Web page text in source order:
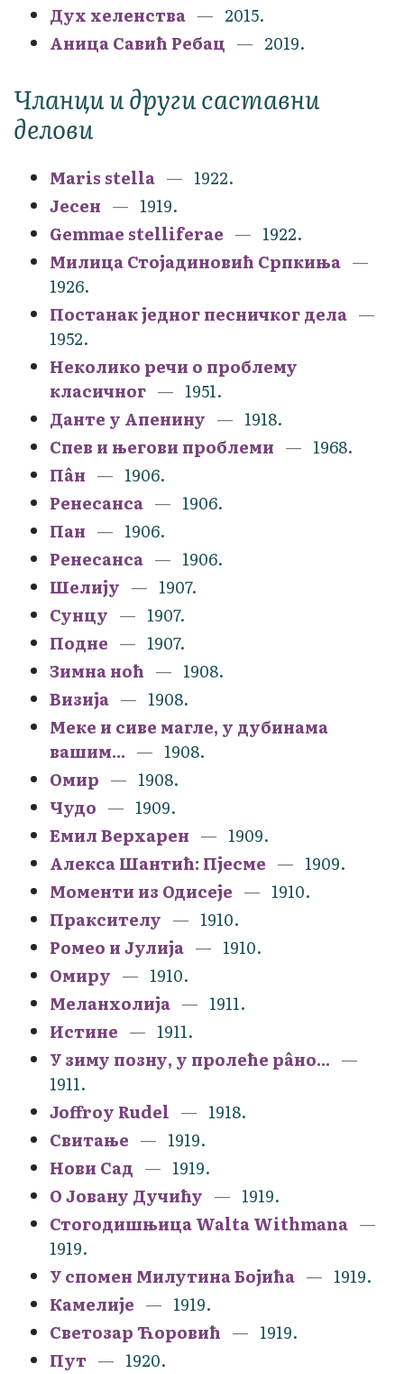
Дух хеленства
2015.
Аница Савић Ребац
2019.
Чланци и други саставни
делови
Maris stella
1922.
Јесен
1919.
Gemmae stelliferae
1922.
Милица Стојадиновић Српкиња
1926.
Постанак једног песничког дела
1952.
Неколико речи о проблему
класичног
1951.
Данте у Апенину
1918.
Спев и његови проблеми
1968.
Пâн
1906.
Ренесанса
1906.
Пан
1906.
Ренесанса
1906.
Шелију
1907.
Сунцу
1907.
Подне
1907.
Зимна ноћ
1908.
Визија
1908.
Меке и сиве магле, у дубинама
вашим...
1908.
Омир
1908.
Чудо
1909.
Емил Верхарен
1909.
Алекса Шантић: Пјесме
1909.
Моменти из Одисеје
1910.
Праксителу
1910.
Ромео и Јулија
1910.
Омиру
1910.
Меланхолија
1911.
Истине
1911.
У зиму позну, у пролеће рâно...
1911.
Joffroy Rudel
1918.
Свитање
1919.
Нови Сад
1919.
О Јовану Дучићу
1919.
Стогодишњица Walta Withmana
1919.
У спомен Милутина Бојића
1919.
Камелије
1919.
Светозар Ћоровић
1919.
Пут
1920.